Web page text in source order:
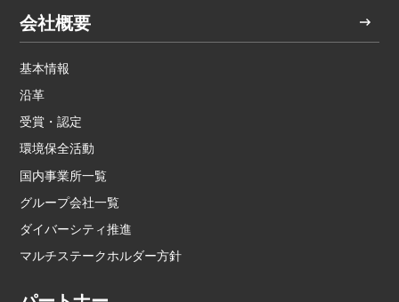
会社概要
基本情報
沿革
受賞・認定
環境保全活動
国内事業所一覧
グループ会社一覧
ダイバーシティ推進
マルチステークホルダー方針